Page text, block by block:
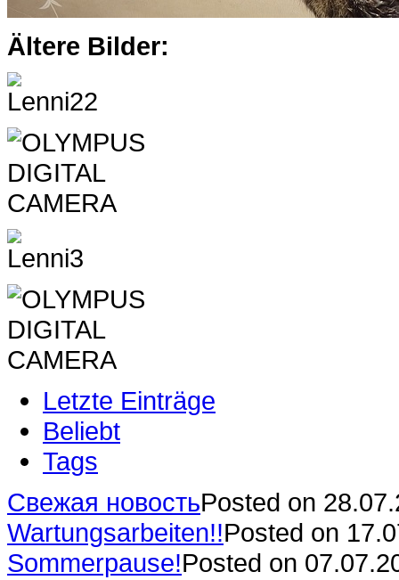
Ältere Bilder:
Letzte Einträge
Beliebt
Tags
Свежая новостьPosted on
Wartungsarbeiten!!Posted on
Sommerpause!Posted on